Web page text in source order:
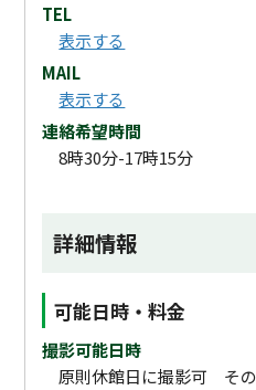
TEL
表示する
MAIL
表示する
連絡希望時間
8時30分-17時15分
詳細情報
可能日時・料金
撮影可能日時
原則休館日に撮影可 その